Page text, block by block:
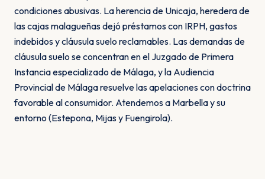
condiciones abusivas. La herencia de Unicaja, heredera de
las cajas malagueñas dejó préstamos con IRPH, gastos
indebidos y cláusula suelo reclamables. Las demandas de
cláusula suelo se concentran en el Juzgado de Primera
Instancia especializado de Málaga, y la Audiencia
Provincial de Málaga resuelve las apelaciones con doctrina
favorable al consumidor. Atendemos a Marbella y su
entorno (Estepona, Mijas y Fuengirola).